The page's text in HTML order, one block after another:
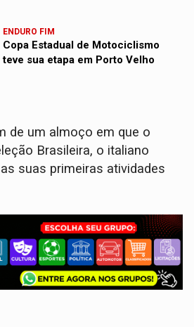
ENDURO FIM
Copa Estadual de Motociclismo
teve sua etapa em Porto Velho
de um almoço em que o
Brasileira, o italiano
suas primeiras atividades